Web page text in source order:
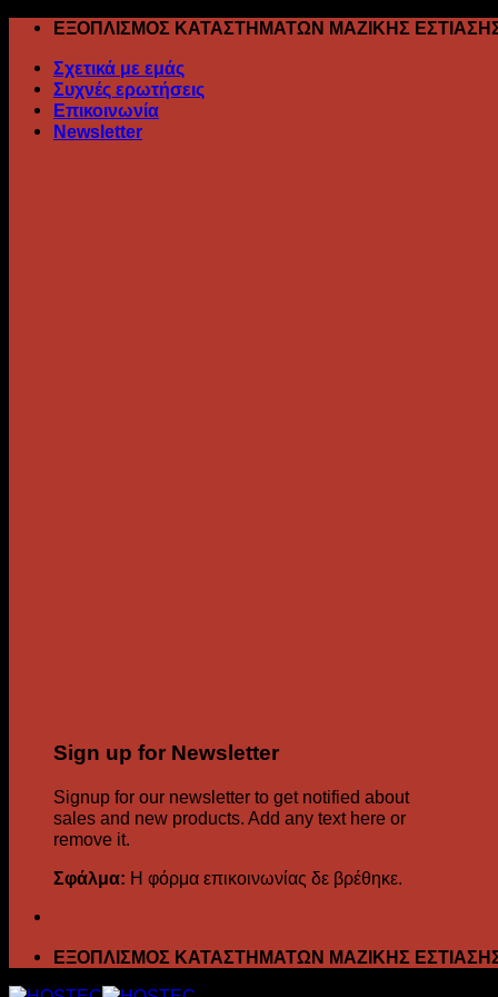
Skip
content
ΕΞΟΠΛΙΣΜΟΣ ΚΑΤΑΣΤΗΜΑΤΩΝ ΜΑΖΙΚΗΣ
Σχετικά με εμάς
Συχνές ερωτήσεις
Επικοινωνία
Newsletter
Sign up for Newsletter
Signup for our newsletter to get notified about
sales and new products. Add any text here or
remove it.
Σφάλμα: Η φόρμα επικοινωνίας δε βρέθηκε.
ΕΞΟΠΛΙΣΜΟΣ ΚΑΤΑΣΤΗΜΑΤΩΝ ΜΑΖΙΚΗΣ